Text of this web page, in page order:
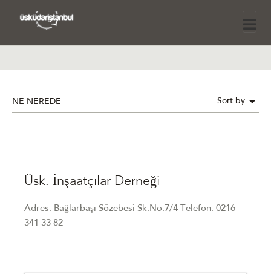
NE NEREDE Sort by
Üsk. İnşaatçılar Derneği
Adres: Bağlarbaşı Sözebesi Sk.No:7/4 Telefon: 0216
341 33 82